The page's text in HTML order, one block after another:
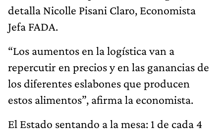
detalla Nicolle Pisani Claro, Economista
Jefa FADA.
“Los aumentos en la logística van a
repercutir en precios y en las ganancias de
los diferentes eslabones que producen
estos alimentos”, afirma la economista.
El Estado sentando a la mesa: 1 de cada 4